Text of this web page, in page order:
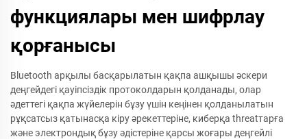
функциялары мен шифрлау
қорғанысы
Bluetooth арқылы басқарылатын қақпа ашқышы әскери
деңгейдегі қауіпсіздік протоколдарын қолданады, олар
әдеттегі қақпа жүйелерін бұзу үшін кеңінен қолданылатын
рұқсатсыз қатынасқа кіру әрекеттеріне, киберқа threatтарға
және электрондық бұзу әдістеріне қарсы жоғары деңгейлі